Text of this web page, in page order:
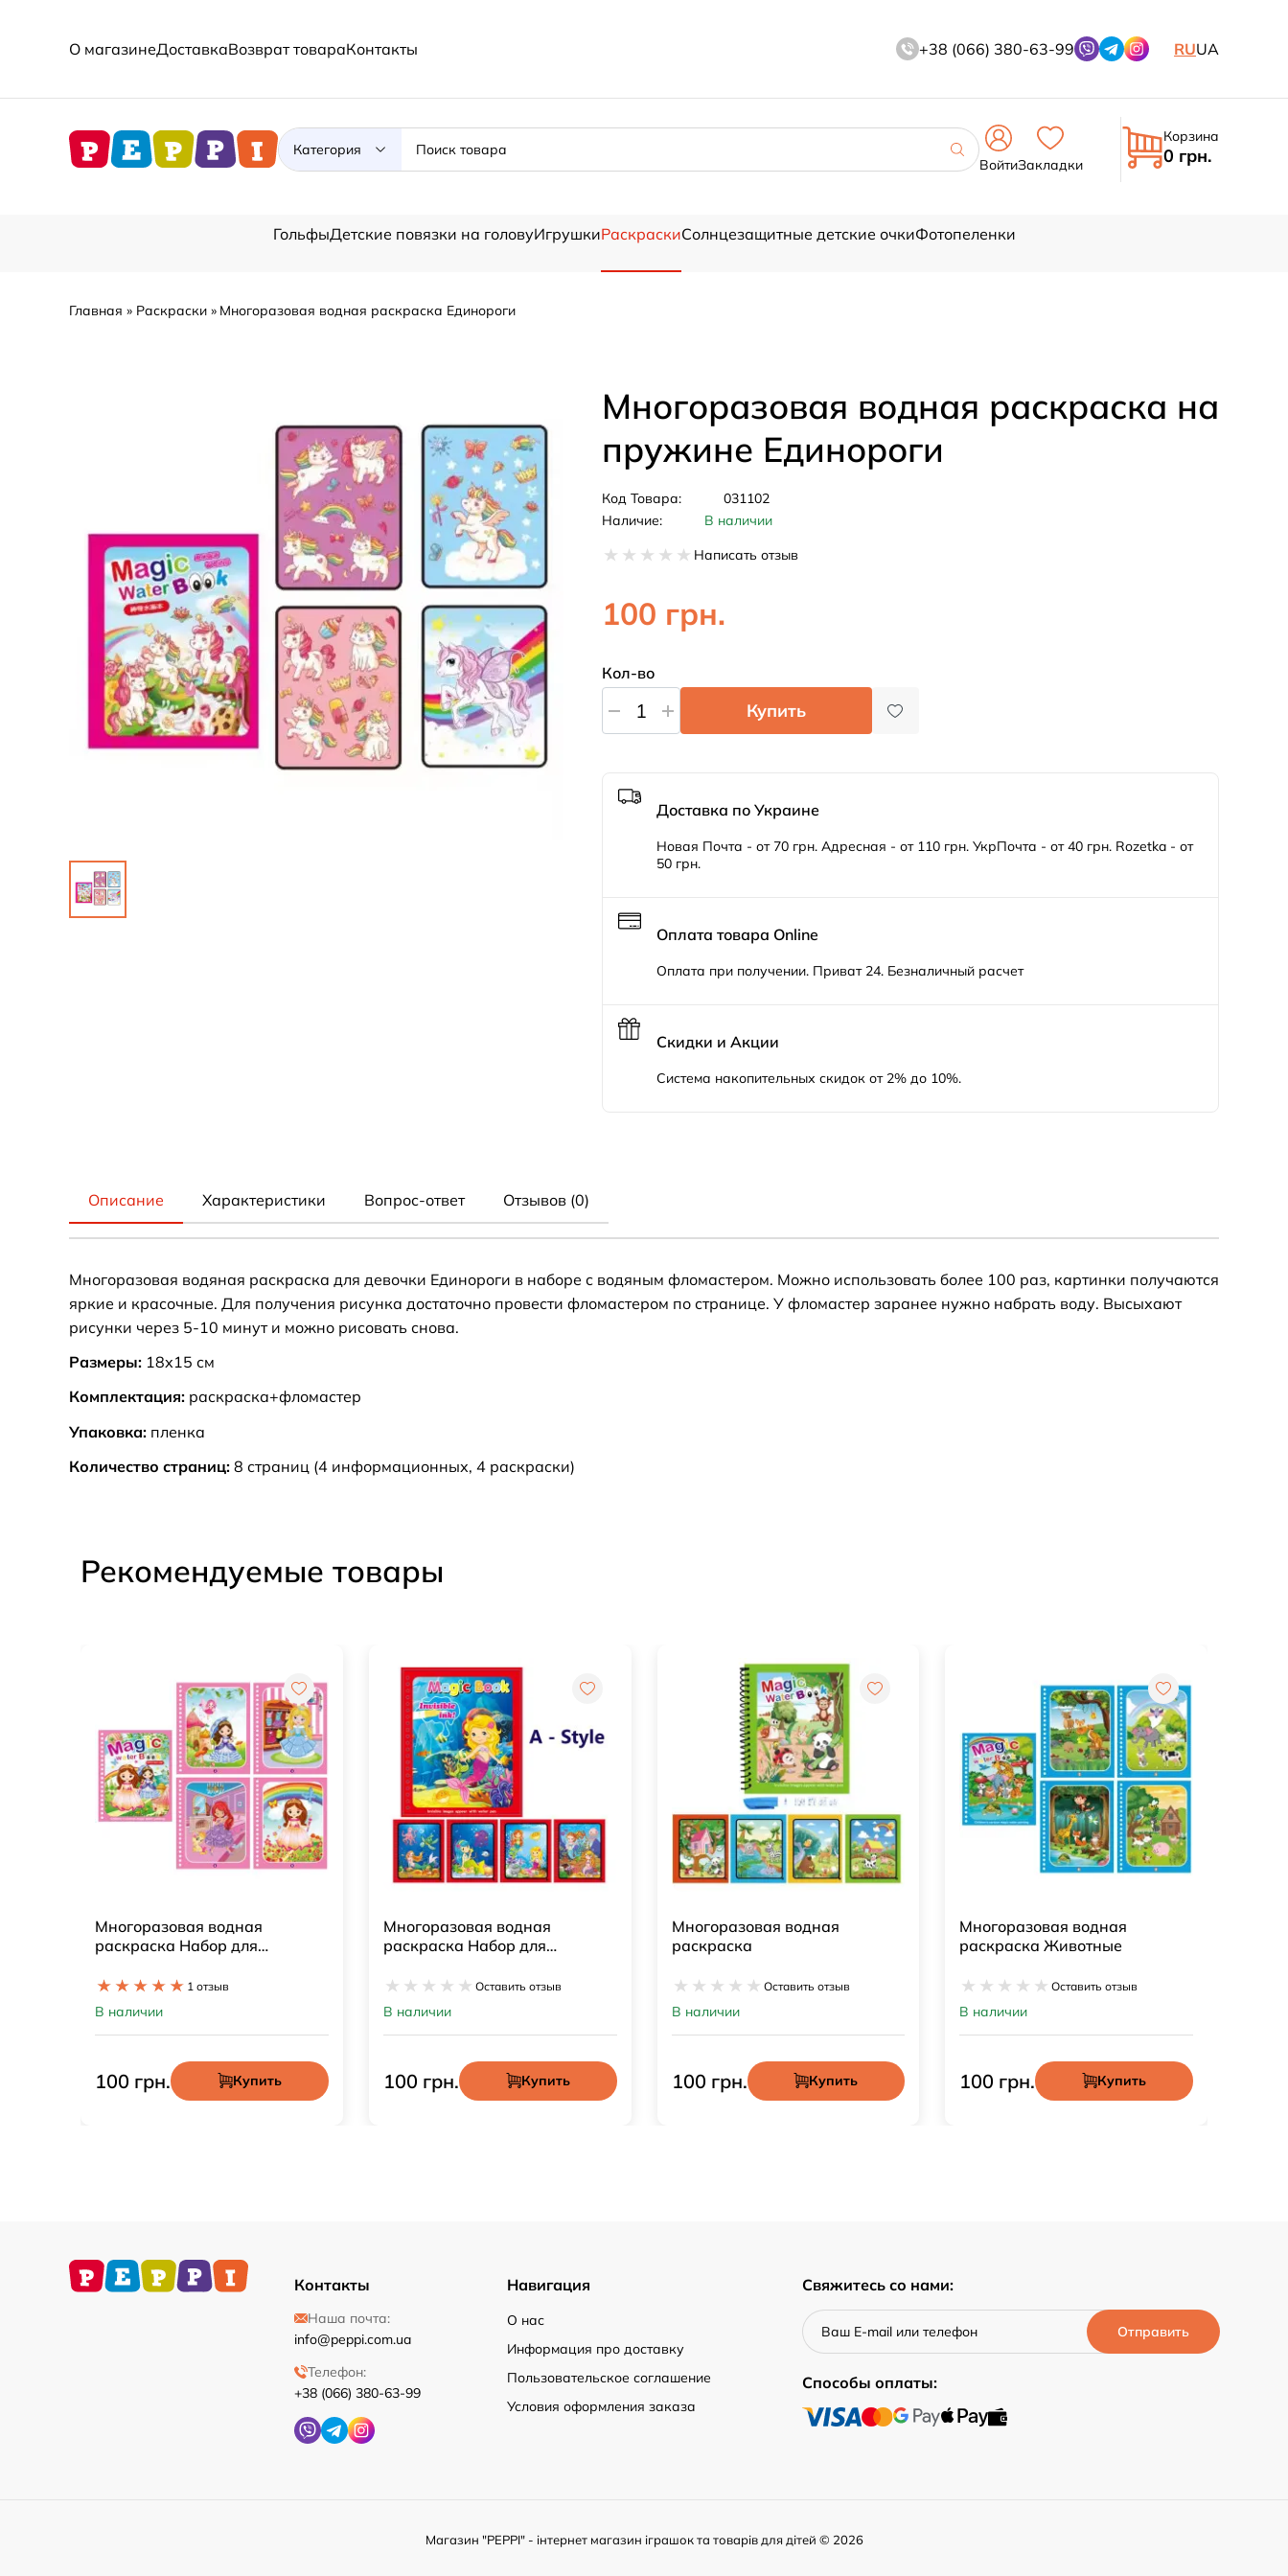
О магазинеДоставкаВозврат товараКонтакты +38 (066) 380-63-99 RUUA
Категория
ВойтиЗакладки
Корзина
0 грн.
ГольфыДетские повязки на головуИгрушкиРаскраскиСолнцезащитные детские очкиФотопеленки
Главная Раскраски Многоразовая водная раскраска Единороги
Многоразовая водная раскраска на
пружине Единороги
Код Товара:
031102
Наличие:
В наличии
Написать отзыв
100 грн.
Кол-во
Купить
Доставка по Украине
Новая Почта - от 70 грн. Адресная - от 110 грн. УкрПочта - от 40 грн. Rozetka - от
50 грн.
Оплата товара Online
Оплата при получении. Приват 24. Безналичный расчет
Скидки и Акции
Система накопительных скидок от 2% до 10%.
Описание Характеристики Вопрос-ответ Отзывов (0)
Многоразовая водяная раскраска для девочки Единороги в наборе с водяным фломастером. Можно использовать более 100 раз, картинки получаются
яркие и красочные. Для получения рисунка достаточно провести фломастером по странице. У фломастер заранее нужно набрать воду. Высыхают
рисунки через 5-10 минут и можно рисовать снова.
Размеры: 18х15 см
Комплектация: раскраска+фломастер
Упаковка: пленка
Количество страниц: 8 страниц (4 информационных, 4 раскраски)
Рекомендуемые товары
Многоразовая водная
раскраска Набор для
В наличии
100 грн. Купить
Многоразовая водная
раскраска
Оставить отзыв
В наличии
100 грн. Купить
Многоразовая водная
раскраска Животные
Оставить отзыв
В наличии
100 грн. Купить
Водная раскраска
В наличии
100 грн. Купить
Контакты
Наша почта:
info@peppi.com.ua
Телефон:
+38 (066) 380-63-99
Навигация
О нас
Информация про доставку
Пользовательское соглашение
Условия оформления заказа
Свяжитесь со нами:
Отправить
Способы оплаты:
Магазин "PEPPI" - інтернет магазин іграшок та товарів для дітей © 2026